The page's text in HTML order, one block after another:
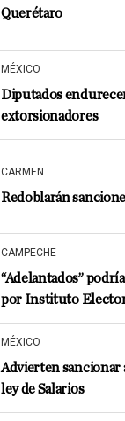
Querétaro
MÉXICO
Diputados
extorsionadores
CARMEN
Redoblarán
CAMPECHE
“Adelantados”
por Instituto
MÉXICO
Advierten sancionar
ley de Salarios